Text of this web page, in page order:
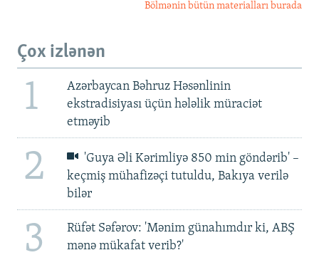
Bölmənin bütün materialları burada
Çox izlənən
1
Azərbaycan Bəhruz Həsənlinin
ekstradisiyası üçün hələlik müraciət
etməyib
2
'Guya Əli Kərimliyə 850 min göndərib' –
keçmiş mühafizəçi tutuldu, Bakıya verilə
bilər
3
Rüfət Səfərov: 'Mənim günahımdır ki, ABŞ
mənə mükafat verib?'